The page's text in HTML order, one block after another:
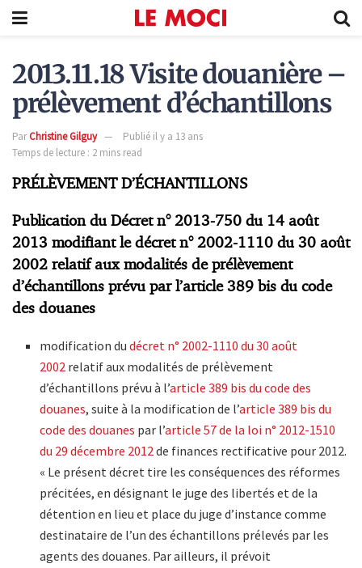
2013.11.18 Visite douanière –
prélèvement d’échantillons
ParChristine Gilguy
Publié il y a 13 ans
Temps de lecture : 2 mins read
PRÉLÈVEMENT D’ÉCHANTILLONS
Publication du Décret n° 2013-750 du 14 août
2013 modifiant le décret n° 2002-1110 du 30 août
2002 relatif aux modalités de prélèvement
d’échantillons prévu par l’article 389 bis du code
des douanes
modification dudécret n° 2002-1110 du 30 août
2002 relatif aux modalités de prélèvement
d’échantillons prévu à l’article 389 bis du code des
douanes, suite à la modification de l’article 389 bis du
code des douanes par l’article 57 de la loi n° 2012-1510
du 29 décembre 2012de finances rectificative pour 2012.
« Le présent décret tire les conséquences des réformes
précitées, en désignant le juge des libertés et de la
détention en lieu et place du juge d’instance comme
destinataire de l’un des échantillons prélevés par les
agents des douanes. Par ailleurs, il prévoit